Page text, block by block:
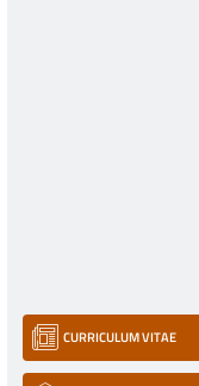
CURRICULUM VITAE